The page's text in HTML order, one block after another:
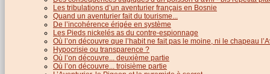
Les tribulations d’un aventurier français en Bosnie
Quand un aventurier fait du tourisme...
De l’incohérence érigée en système
Les Pieds nickelés as du contre-espionnage
Où l’on découvre que l’habit ne fait pas le moine, ni le chapeau
Hypocrisie ou transparence ?
Où l’on découvre... deuxième partie
Où l’on découvre... troisième partie